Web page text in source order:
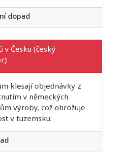
dopad
v Česku (český
klesají objednávky z
v německých
výroby, což ohrožuje
v tuzemsku.